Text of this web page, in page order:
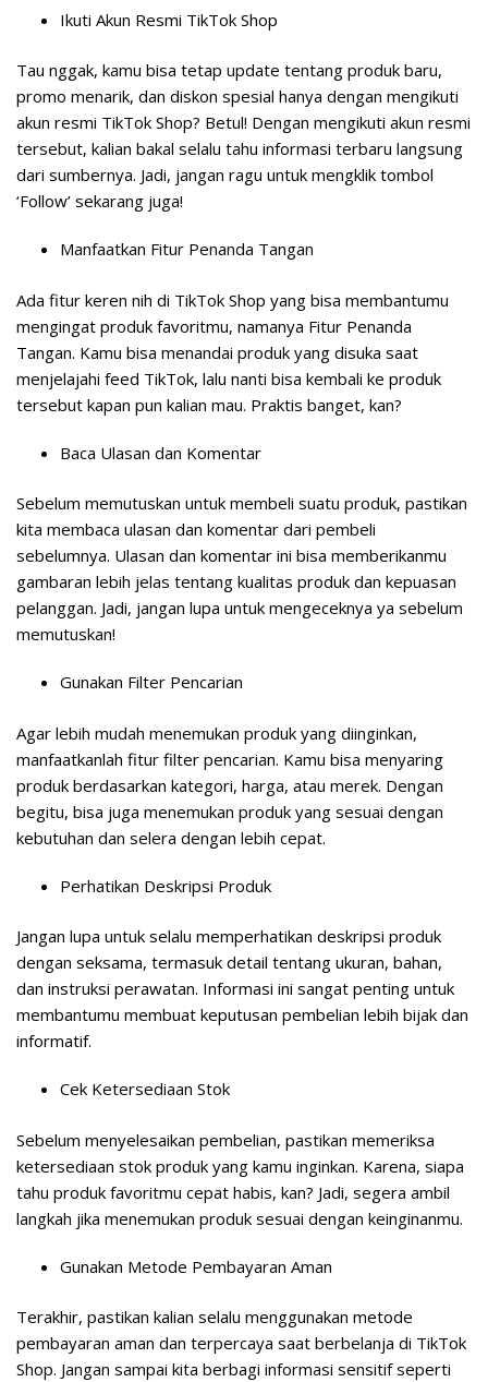
Ikuti Akun Resmi TikTok Shop
Tau nggak, kamu bisa tetap update tentang produk baru,
promo menarik, dan diskon spesial hanya dengan mengikuti
akun resmi TikTok Shop? Betul! Dengan mengikuti akun resmi
tersebut, kalian bakal selalu tahu informasi terbaru langsung
dari sumbernya. Jadi, jangan ragu untuk mengklik tombol
‘Follow’ sekarang juga!
Manfaatkan Fitur Penanda Tangan
Ada fitur keren nih di TikTok Shop yang bisa membantumu
mengingat produk favoritmu, namanya Fitur Penanda
Tangan. Kamu bisa menandai produk yang disuka saat
menjelajahi feed TikTok, lalu nanti bisa kembali ke produk
tersebut kapan pun kalian mau. Praktis banget, kan?
Baca Ulasan dan Komentar
Sebelum memutuskan untuk membeli suatu produk, pastikan
kita membaca ulasan dan komentar dari pembeli
sebelumnya. Ulasan dan komentar ini bisa memberikanmu
gambaran lebih jelas tentang kualitas produk dan kepuasan
pelanggan. Jadi, jangan lupa untuk mengeceknya ya sebelum
memutuskan!
Gunakan Filter Pencarian
Agar lebih mudah menemukan produk yang diinginkan,
manfaatkanlah fitur filter pencarian. Kamu bisa menyaring
produk berdasarkan kategori, harga, atau merek. Dengan
begitu, bisa juga menemukan produk yang sesuai dengan
kebutuhan dan selera dengan lebih cepat.
Perhatikan Deskripsi Produk
Jangan lupa untuk selalu memperhatikan deskripsi produk
dengan seksama, termasuk detail tentang ukuran, bahan,
dan instruksi perawatan. Informasi ini sangat penting untuk
membantumu membuat keputusan pembelian lebih bijak dan
informatif.
Cek Ketersediaan Stok
Sebelum menyelesaikan pembelian, pastikan memeriksa
ketersediaan stok produk yang kamu inginkan. Karena, siapa
tahu produk favoritmu cepat habis, kan? Jadi, segera ambil
langkah jika menemukan produk sesuai dengan keinginanmu.
Gunakan Metode Pembayaran Aman
Terakhir, pastikan kalian selalu menggunakan metode
pembayaran aman dan terpercaya saat berbelanja di TikTok
Shop. Jangan sampai kita berbagi informasi sensitif seperti